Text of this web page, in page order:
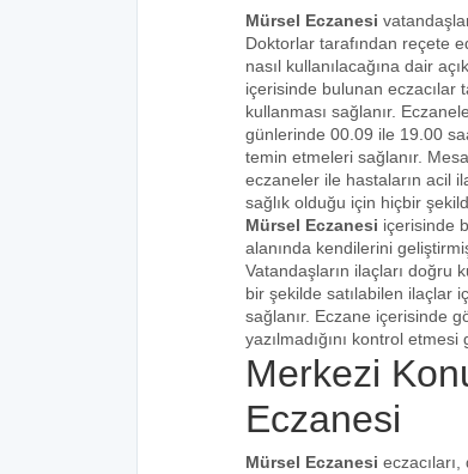
Mürsel Eczanesi
Doktorlar tarafından reçete
nasıl kullanılacağına dair
içerisinde bulunan eczacılar
kullanması sağlanır.
günlerinde 00.09 ile 19.00
temin etmeleri sağlanır.
eczaneler ile hastaların acil
sağlık olduğu için hiçbir
Mürsel Eczanesi içerisinde
alanında kendilerini
Vatandaşların ilaçları doğru
bir şekilde satılabilen ilaçlar
sağlanır. Eczane içerisinde
yazılmadığını kontrol etmesi
Merkezi
Eczanesi
Mürsel Eczanesi